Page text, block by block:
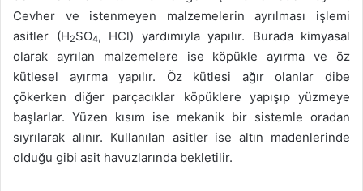
Cevher ve istenmeyen malzemelerin ayrılması işlemi
asitler (H2SO4, HCl) yardımıyla yapılır. Burada kimyasal
olarak ayrılan malzemelere ise köpükle ayırma ve öz
kütlesel ayırma yapılır. Öz kütlesi ağır olanlar dibe
çökerken diğer parçacıklar köpüklere yapışıp yüzmeye
başlarlar. Yüzen kısım ise mekanik bir sistemle oradan
sıyrılarak alınır. Kullanılan asitler ise altın madenlerinde
olduğu gibi asit havuzlarında bekletilir.